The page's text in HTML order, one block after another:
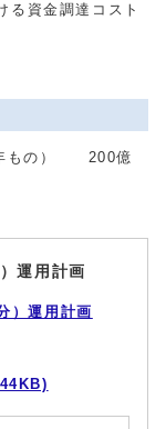
る資金調達コスト
年もの） 200億
運用計画
）運用計画